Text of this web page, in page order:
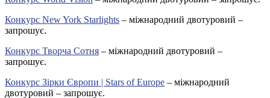
Конкурс New York Starlights – міжнародний двотуровий –
запрошує.
Конкурс Творча Сотня – міжнародний двотуровий –
запрошує.
Конкурс Зірки Європи | Stars of Europe – міжнародний
двотуровий – запрошує.